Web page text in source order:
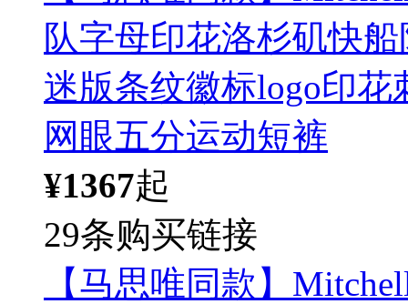
队字母印花洛杉矶快
迷版条纹徽标logo印
网眼五分运动短裤
¥1367起
29条购买链接
【马思唯同款】